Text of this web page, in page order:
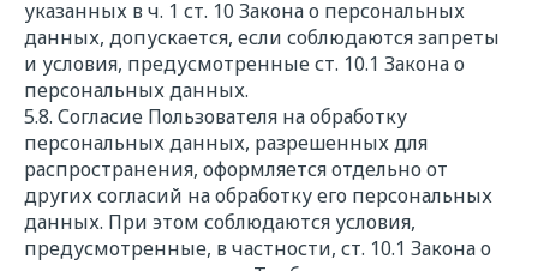
указанных в ч. 1 ст. 10 Закона о персональных
данных, допускается, если соблюдаются запреты
и условия, предусмотренные ст. 10.1 Закона о
персональных данных.
5.8. Согласие Пользователя на обработку
персональных данных, разрешенных для
распространения, оформляется отдельно от
других согласий на обработку его персональных
данных. При этом соблюдаются условия,
предусмотренные, в частности, ст. 10.1 Закона о